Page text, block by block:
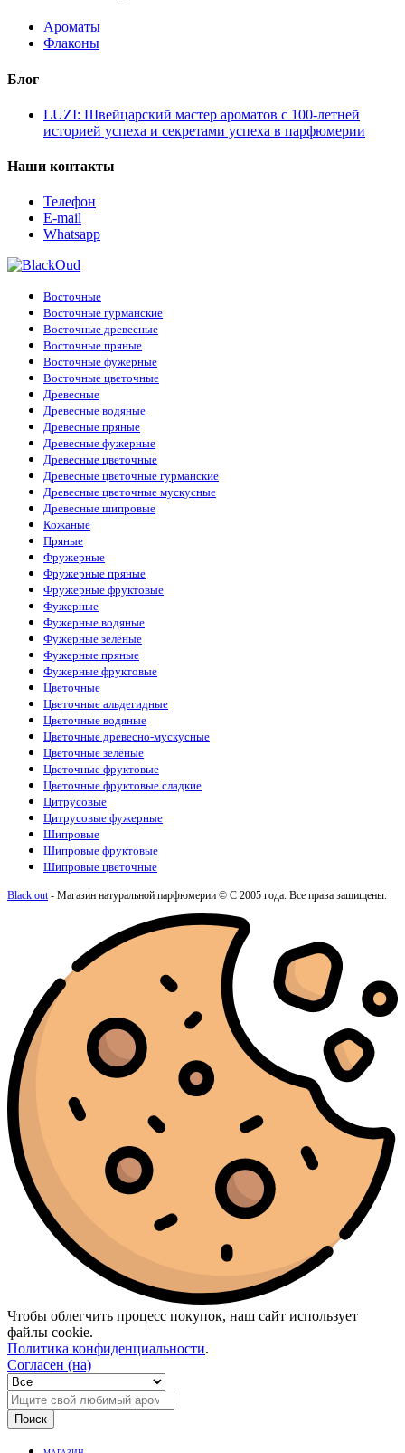
Ароматы
Флаконы
Блог
LUZI: Швейцарский мастер ароматов с 100-летней
историей успеха и секретами успеха в парфюмерии
Наши контакты
Телефон
E-mail
Whatsapp
Восточные
Восточные гурманские
Восточные древесные
Восточные пряные
Восточные фужерные
Восточные цветочные
Древесные
Древесные водяные
Древесные пряные
Древесные фужерные
Древесные цветочные
Древесные цветочные гурманские
Древесные цветочные мускусные
Древесные шипровые
Кожаные
Пряные
Фружерные
Фружерные пряные
Фружерные фруктовые
Фужерные
Фужерные водяные
Фужерные зелёные
Фужерные пряные
Фужерные фруктовые
Цветочные
Цветочные альдегидные
Цветочные водяные
Цветочные древесно-мускусные
Цветочные зелёные
Цветочные фруктовые
Цветочные фруктовые сладкие
Цитрусовые
Цитрусовые фужерные
Шипровые
Шипровые фруктовые
Шипровые цветочные
Black out- Магазин натуральной парфюмерии © С 2005 года. Все права защищены.
Чтобы облегчить процесс покупок, наш сайт использует
файлы cookie.
Политика конфиденциальности.
Согласен (на)
Поиск